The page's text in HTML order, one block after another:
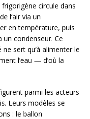
frigorigène circule dans
l’air via un
en température, puis
un condenseur. Ce
sert qu’à alimenter le
l’eau — d’où la
parmi les acteurs
Leurs modèles se
: le ballon